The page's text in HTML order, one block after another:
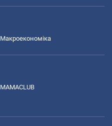
Макроекономіка
MAMACLUB